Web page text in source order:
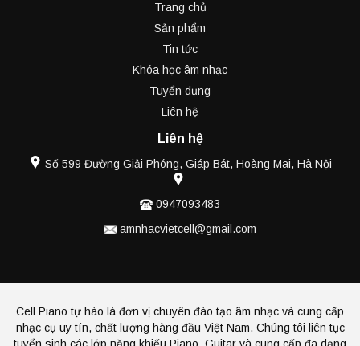
Trang chủ
Sản phẩm
Tin tức
Khóa học âm nhạc
Tuyển dụng
Liên hệ
Liên hệ
Số 599 Đường Giải Phóng, Giáp Bát, Hoàng Mai, Hà Nội
0947093483
amnhacvietcell@gmail.com
Cell Piano tự hào là đơn vị chuyên đào tạo âm nhạc và cung cấp
nhạc cụ uy tín, chất lượng hàng đầu Việt Nam. Chúng tôi liên tục